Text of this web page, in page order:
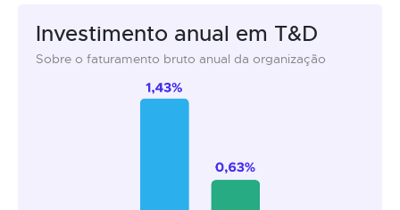
Investimento anual em T&D
Sobre o faturamento bruto anual da organização